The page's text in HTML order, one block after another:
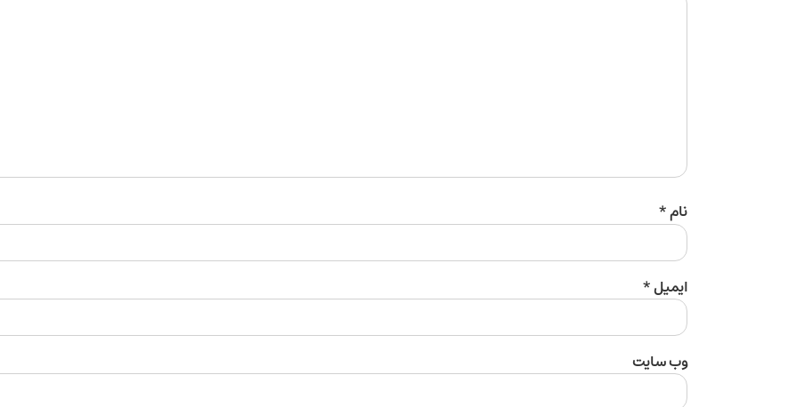
نام*
ایمیل*
وب‌ سایت